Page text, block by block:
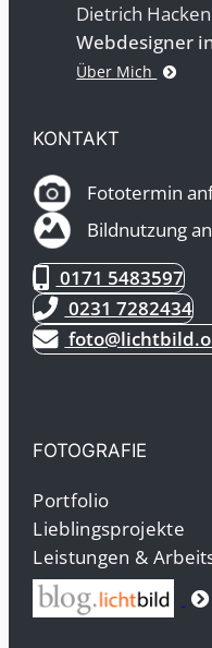
Dietrich
Webdesigner
Über Mich
KONTAKT
Fototermin
Bildnutzung
0171 5483597
0231 7282434
FOTOGRAFIE
Portfolio
Lieblingsprojekte
Leistungen &